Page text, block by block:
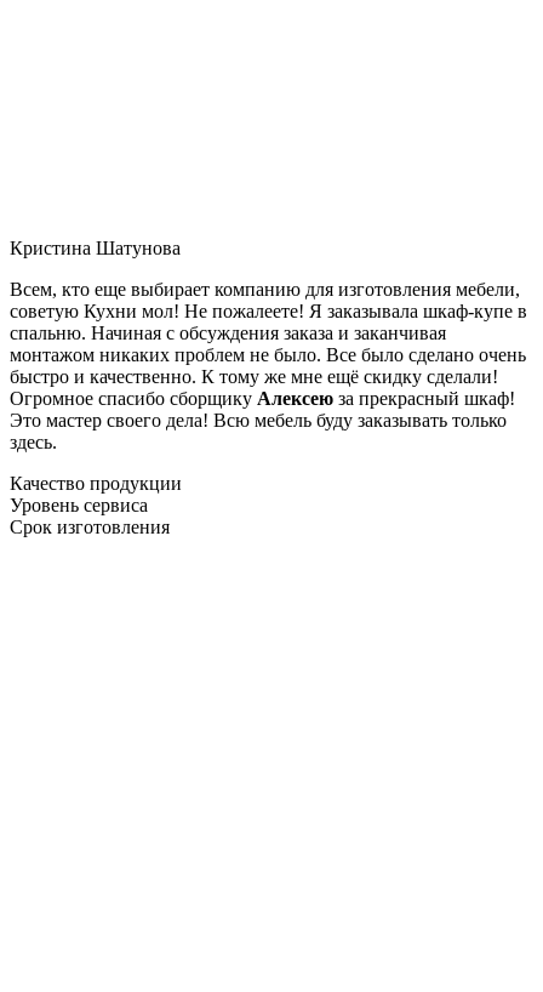
Кристина Шатунова
Всем, кто еще выбирает компанию для изготовления мебели,
советую Кухни мол! Не пожалеете! Я заказывала шкаф-купе в
спальню. Начиная с обсуждения заказа и заканчивая
монтажом никаких проблем не было. Все было сделано очень
быстро и качественно. К тому же мне ещё скидку сделали!
Огромное спасибо сборщику Алексею за прекрасный шкаф!
Это мастер своего дела! Всю мебель буду заказывать только
здесь.
Качество продукции
Уровень сервиса
Срок изготовления